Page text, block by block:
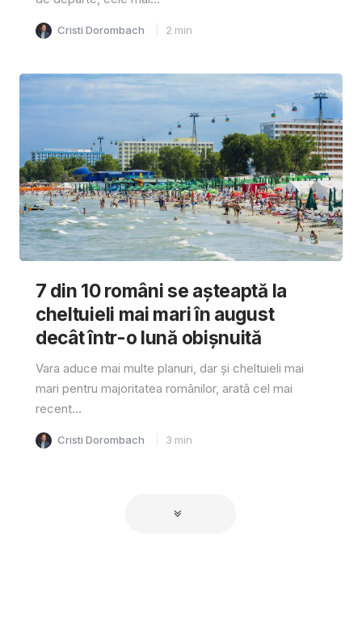
Cristi Dorombach 2 min
7 din 10 români se așteaptă la
cheltuieli mai mari în august
decât într-o lună obișnuită
Vara aduce mai multe planuri, dar și cheltuieli mai
mari pentru majoritatea românilor, arată cel mai
recent...
Cristi Dorombach 3 min